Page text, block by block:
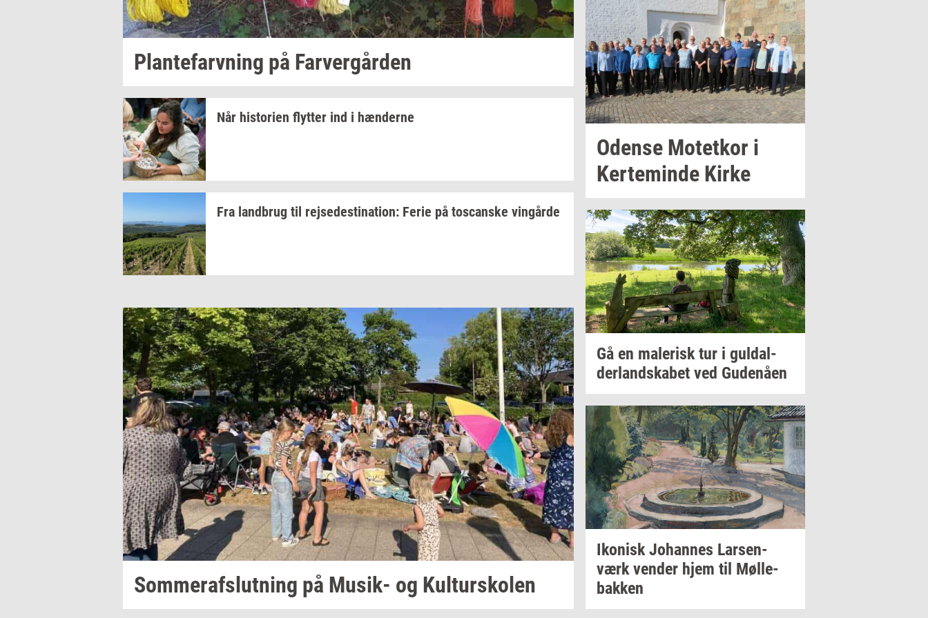
Plan­te­farv­ning på Far­ver­går­den
Når hi­sto­ri­en flyt­ter ind i hæn­der­ne
Fra land­brug til rej­se­desti­na­tion: Ferie på toscan­ske vin­går­de
Som­mer­af­slut­ning på Musik-​ og Kul­tursko­len
Oden­se Mo­tet­kor i
Ker­te­min­de Kirke
Gå en ma­le­risktur i gul­dal­
der­land­ska­bet ved Gu­denå­en
Iko­nisk Jo­han­nes Larsen-​
værk ven­der hjem til Møl­le­
bak­ken